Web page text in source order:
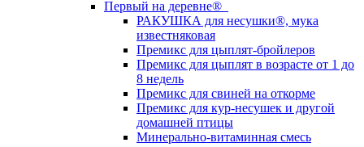
Первый на деревне®
РАКУШКА для несушки®, мука
известняковая
Премикс для цыплят-бройлеров
Премикс для цыплят в возрасте от 1 до
8 недель
Премикс для свиней на откорме
Премикс для кур-несушек и другой
домашней птицы
Минерально-витаминная смесь